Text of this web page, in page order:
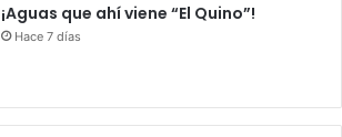
¡Aguas que ahí viene “El Quino”!
Hace 7 días